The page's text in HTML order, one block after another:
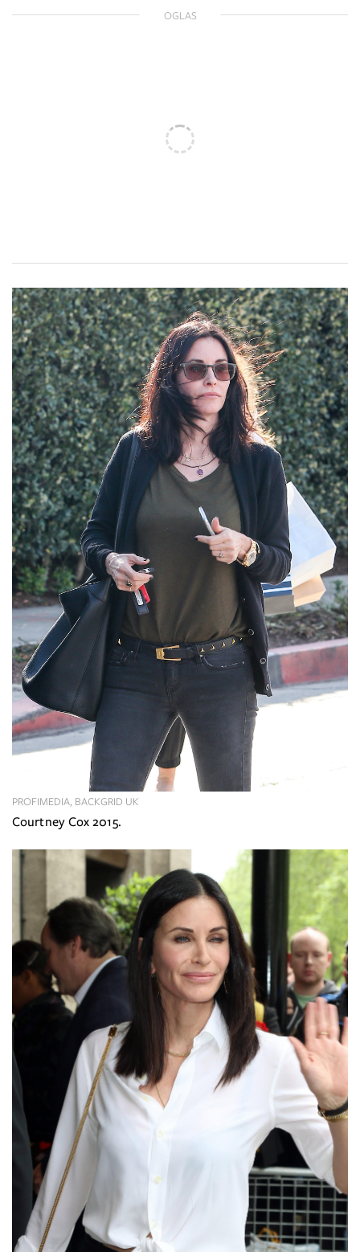
OGLAS
PROFIMEDIA, BACKGRID UK
Courtney Cox 2015.